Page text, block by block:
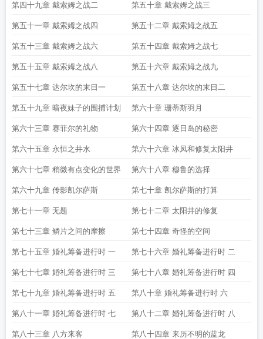
第四十九章 戴索姆之战二 第五十章 戴索姆之战三
第五十一章 戴索姆之战四 第五十二章 戴索姆之战五
第五十三章 戴索姆之战六 第五十四章 戴索姆之战七
第五十五章 戴索姆之战八 第五十六章 戴索姆之战九
第五十七章 达尔坎的末日一 第五十八章 达尔坎的末日二
第五十九章 暗夜妹子的围捕计划 第六十章 珊蒂斯羽月
第六十三章 赛菲尔的礼物 第六十四章 逐日岛的秘密
第六十五章 永恒之井水 第六十六章 冰凤和修复太阳井
第六十七章 稍微有点变化的世界 第六十八章 穆鲁的选择
第六十九章 传影凯尔萨斯 第七十章 凯尔萨斯的打算
第七十一章 无题 第七十二章 太阳井的修复
第七十三章 鳞片之间的摩擦 第七十四章 奇怪的空间
第七十五章 婚礼筹备进行时 一 第七十六章 婚礼筹备进行时 二
第七十七章 婚礼筹备进行时 三 第七十八章 婚礼筹备进行时 四
第七十九章 婚礼筹备进行时 五 第八十章 婚礼筹备进行时 六
第八十一章 婚礼筹备进行时 七 第八十二章 婚礼筹备进行时 八
第八十三章 八方来客 第八十四章 来历不明的蓝龙